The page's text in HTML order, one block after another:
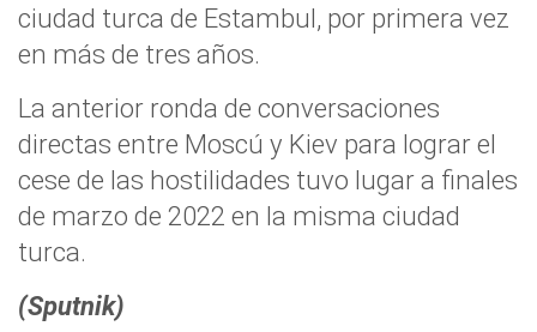
ciudad turca de Estambul, por primera vez
en más de tres años.
La anterior ronda de conversaciones
directas entre Moscú y Kiev para lograr el
cese de las hostilidades tuvo lugar a finales
de marzo de 2022 en la misma ciudad
turca.
(Sputnik)